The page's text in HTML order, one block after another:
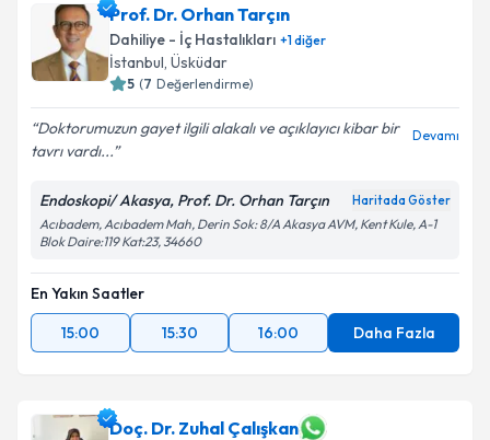
E-posta Adresiniz
Kişisel verilerimin işlenmesine ilişkinAydınlatma
Metni
Takvim Talebini Gönder
Prof. Dr. Orhan Tarçın
Dahiliye - İç Hastalıkları +1diğer
İstanbul, Üsküdar
5 (7 Değerlendirme)
Doktorumuzun gayet ilgili alakalı ve açıklayıcı kibar bir
tavrı vardı...
Devamı
Endoskopi/ Akasya, Prof. Dr. Orhan Tarçın Haritada Göster
Acıbadem, Acıbadem Mah, Derin Sok: 8/A Akasya AVM, Kent Kule, A-1
Blok Daire:119 Kat:23, 34660
En Yakın Saatler
15:00
15:30 16:00 Daha Fazla
Doç. Dr. Zuhal Çalışkan